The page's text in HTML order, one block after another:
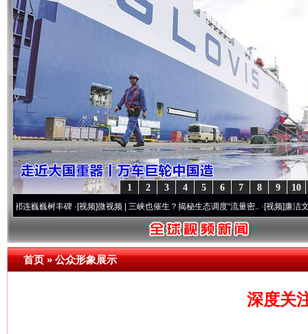
10
9
8
7
6
5
4
3
2
1
树丰碑·[视频]微视频 | 三峡也催生？揭秘生态调度“流量密..·[视频]廉洁文化中国行 |
首页»公众形象展示
深度关